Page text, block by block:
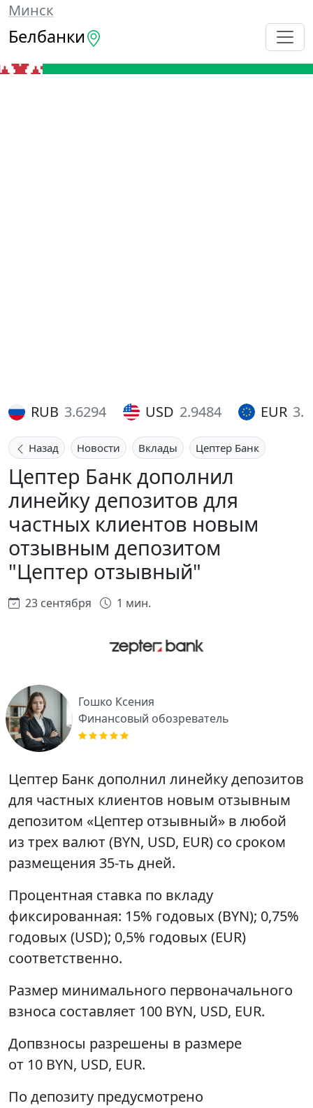
Минск
Белбанки
RUB 3.6294 USD 2.9484 EUR
Назад Новости Вклады Цептер Банк
Цептер Банк дополнил
линейку депозитов для
частных клиентов новым
отзывным депозитом
"Цептер отзывный"
23 сентября 1 мин.
Гошко Ксения
Финансовый обозреватель
Цептер Банк дополнил линейку депозитов
для частных клиентов новым отзывным
депозитом «Цептер отзывный» в любой
из трех валют (BYN, USD, EUR) со сроком
размещения 35-ть дней.
Процентная ставка по вкладу
фиксированная: 15% годовых (BYN); 0,75%
годовых (USD); 0,5% годовых (EUR)
соответственно.
Размер минимального первоначального
взноса составляет 100 BYN, USD, EUR.
Допвзносы разрешены в размере
от 10 BYN, USD, EUR.
По депозиту предусмотрено